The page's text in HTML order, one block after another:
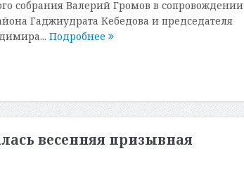
собрания Валерий Громов в сопровождении
Гаджиудрата Кебедова и председателя
Подробнее
весенняя призывная